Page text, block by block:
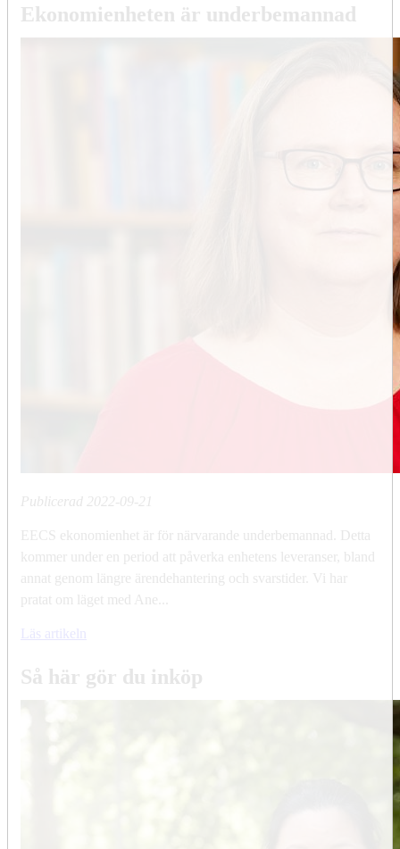
Ekonomienheten är underbemannad
Publicerad 2022-09-21
EECS ekonomienhet är för närvarande underbemannad. Detta
kommer under en period att påverka enhetens leveranser, bland
annat genom längre ärendehantering och svarstider. Vi har
pratat om läget med Ane...
Läs artikeln
Så här gör du inköp